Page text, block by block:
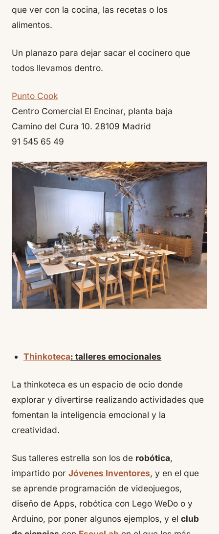
que ver con la cocina, las recetas o los
alimentos.
Un planazo para dejar sacar el cocinero que
todos llevamos dentro.
Punto Cook
Centro Comercial El Encinar, planta baja
Camino del Cura 10. 28109 Madrid
91 545 65 49
Thinkoteca: talleres emocionales
La thinkoteca es un espacio de ocio donde
explorar y divertirse realizando actividades que
fomentan la inteligencia emocional y la
creatividad.
Sus talleres estrella son los de robótica,
impartido por Jóvenes Inventores, y en el que
se aprende programación de videojuegos,
diseño de Apps, robótica con Lego WeDo o y
Arduino, por poner algunos ejemplos, y el club